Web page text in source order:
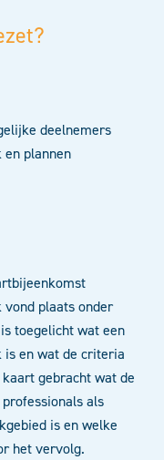
deelnemers
plannen
plaats onder
toegelicht wat een
is en wat de criteria
gebracht wat de
als
is en welke
het vervolg.